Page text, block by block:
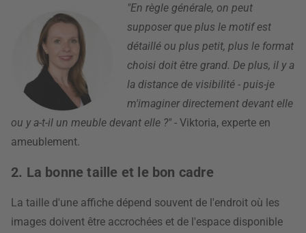
"En règle générale, on peut
supposer que plus le motif est
détaillé ou plus petit, plus le format
choisi doit être grand. De plus, il y a
la distance de visibilité - puis-je
m'imaginer directement devant elle
ou y a-t-il un meuble devant elle ?" - Viktoria, experte en
ameublement.
2. La bonne taille et le bon cadre
La taille d'une affiche dépend souvent de l'endroit où les
images doivent être accrochées et de l'espace disponible